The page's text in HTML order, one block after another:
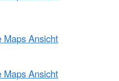
Maps Ansicht
Maps Ansicht